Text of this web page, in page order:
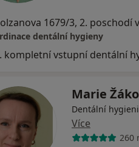
dentální hygieny
kompletní vstupní dentální
Marie
Dentální
Více
260